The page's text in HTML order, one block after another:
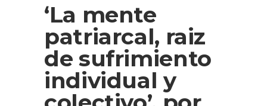
‘La mente
patriarcal, raiz
de sufrimiento
individual y